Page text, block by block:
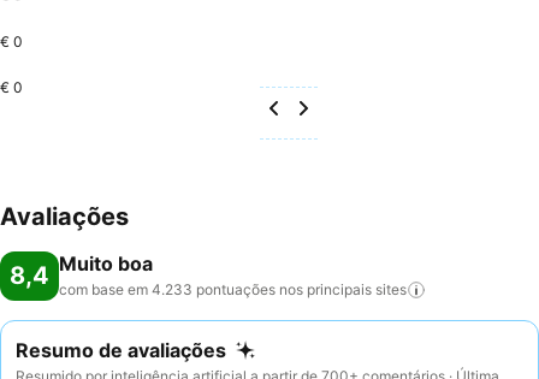
€ 0
€ 0
Avaliações
8,4 Muito boa
com base em 4.233 pontuações nos principais sites
Resumo de avaliações